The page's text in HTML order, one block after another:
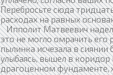
Перебросьте сюда
расходах на равных
Ипполит Матвеевич надел
это не могло омрачить его
пылинка исчезала в
улыбаясь, вышел в коридор
драгоценном фундаменте,